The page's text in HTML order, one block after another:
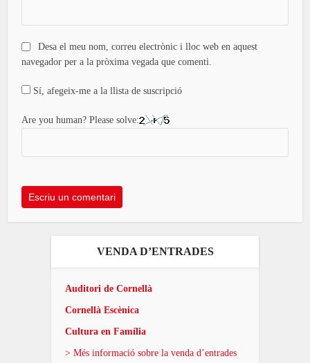
Desa el meu nom, correu electrònic i lloc web en aquest
navegador per a la pròxima vegada que comenti.
Sí, afegeix-me a la llista de suscripció
Are you human? Please solve:
VENDA D’ENTRADES
Auditori de Cornellà
Cornellà Escènica
Cultura en Família
> Més informació sobre la venda d’entrades